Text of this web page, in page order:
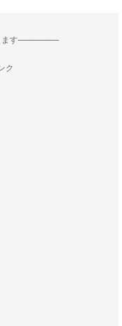
す--------------------
ク